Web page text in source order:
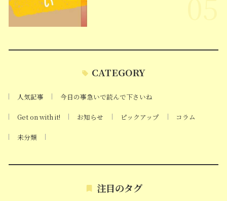
CATEGORY
人気記事 今日の事急いで読んで下さいね
Get on with it! お知らせ ピックアップ コラム
未分類
注目のタグ